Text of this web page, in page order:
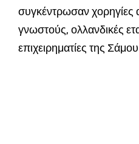
συγκέντρωσαν χορηγίες
γνωστούς, ολλανδικές
επιχειρηματίες της